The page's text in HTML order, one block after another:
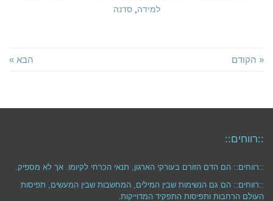
למידה,סדנה
« הקודם הבא »
::רווחים::
::רווחים:: הם הדם הזורם בעורקי הארגון, תנאי הכרחי לקיומו. אך לא מספיק.
::רווחים:: הם גם הנשימות שבין המילים, המחשבות שבין המעשים, תפיסות
העולם הרחבות ותפיסות התפקיד המדוייקות.